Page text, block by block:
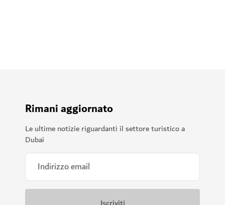
Rimani aggiornato
Le ultime notizie riguardanti il settore turistico a
Dubai